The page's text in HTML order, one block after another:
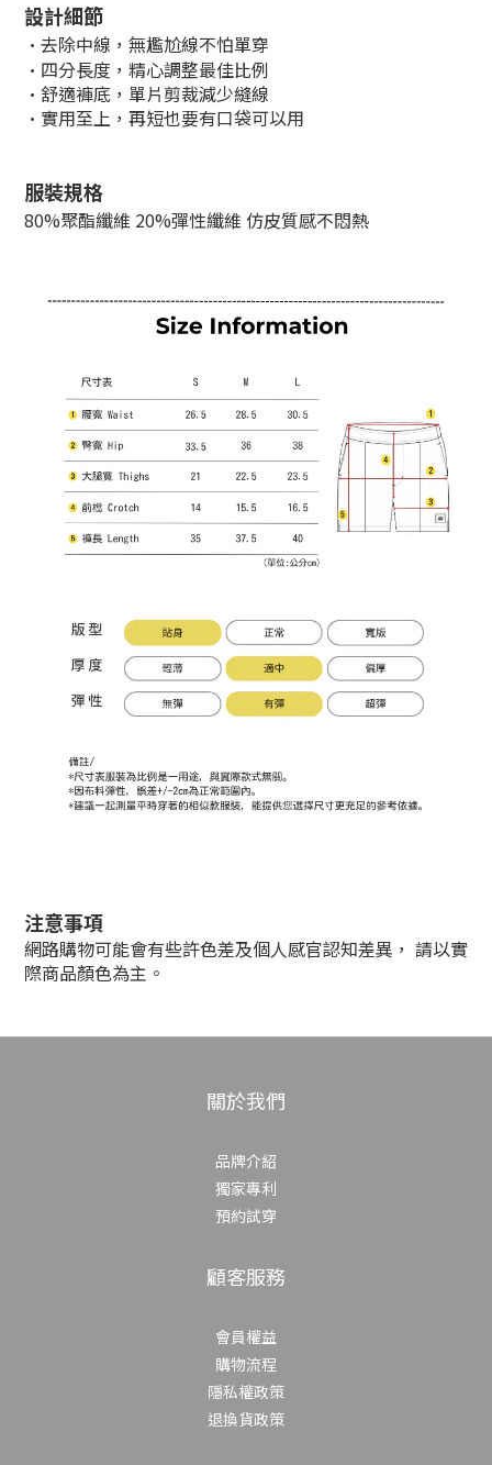
設計細節
·去除中線，無尷尬線不怕單穿
·四分長度，精心調整最佳比例
·舒適褲底，單片剪裁減少縫線
·實用至上，再短也要有口袋可以用
服裝規格
80%聚酯纖維 20%彈性纖維 仿皮質感不悶熱
注意事項
網路購物可能會有些許色差及個人感官認知差異， 請以實
際商品顏色為主 。
關於我們
品牌介紹
獨家專利
預約試穿
顧客服務
會員權益
購物流程
隱私權政策
退換貨政策